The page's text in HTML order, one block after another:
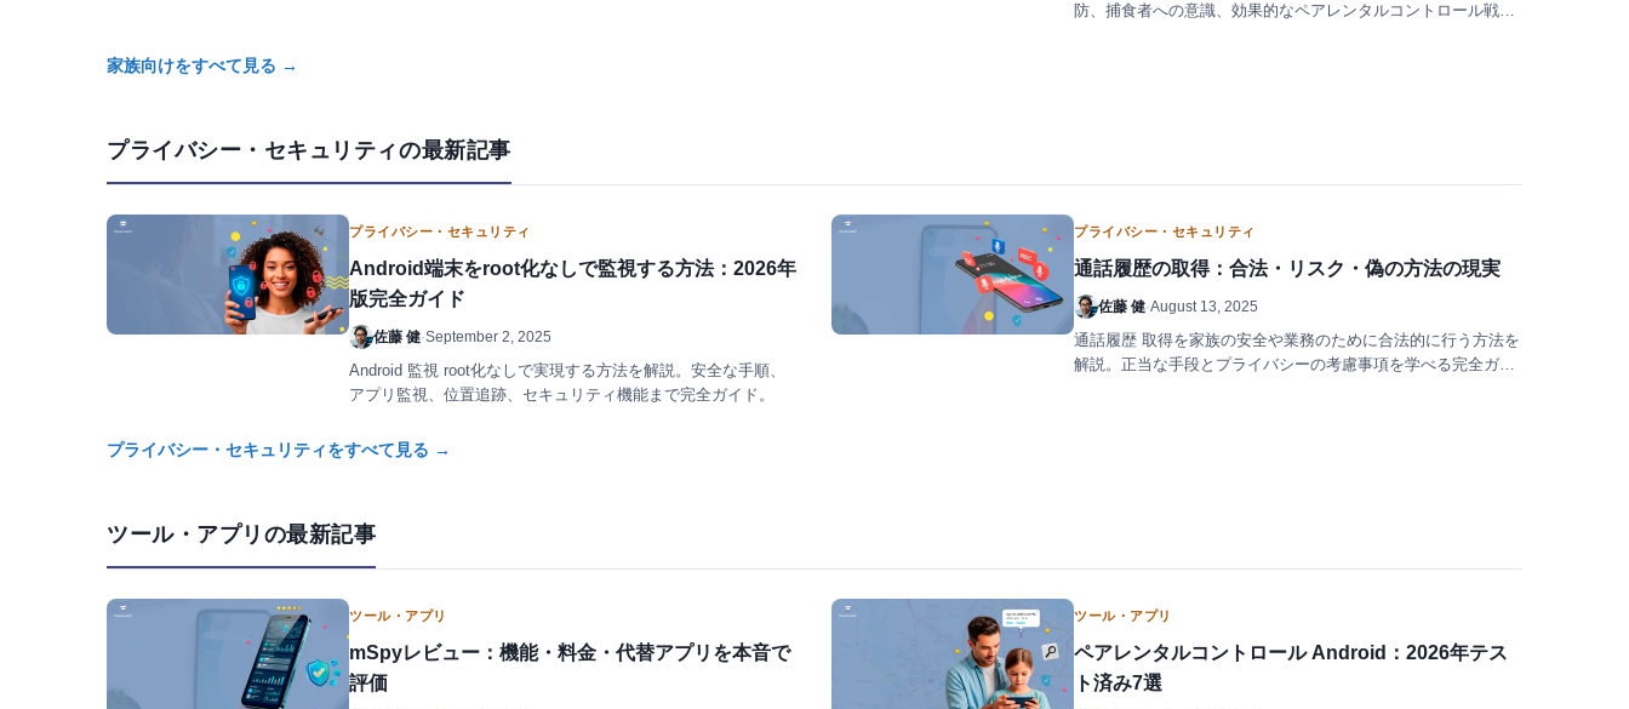
防、捕食者への意識、効果的なペアレンタルコントロール戦略
家族向けをすべて見る →
プライバシー・セキュリティの最新記事
プライバシー・セキュリティ
Android端末をroot化なしで監視する方法：2026年
版完全ガイド
佐藤 健·September 2, 2025
Android 監視 root化なしで実現する方法を解説。安全な手順、
アプリ監視、位置追跡、セキュリティ機能まで完全ガイド。
プライバシー・セキュリティ
通話履歴の取得：合法・リスク・偽の方法の現実
佐藤 健·August 13, 2025
通話履歴 取得を家族の安全や業務のために合法的に行う方法を
解説。正当な手段とプライバシーの考慮事項を学べる完全ガイ
プライバシー・セキュリティをすべて見る →
ツール・アプリの最新記事
ツール・アプリ
mSpyレビュー：機能・料金・代替アプリを本音で
評価
ツール・アプリ
ペアレンタルコントロール Android：2026年テス
ト済み7選